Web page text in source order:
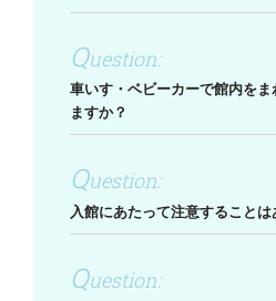
車いす・ベビーカーで館内をま
ますか？
入館にあたって注意することは